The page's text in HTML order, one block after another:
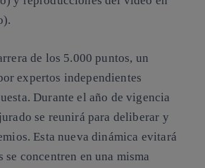
de los 5.000 puntos, un
expertos independientes
Durante el año de vigencia
se reunirá para deliberar y
Esta nueva dinámica evitará
concentren en una misma